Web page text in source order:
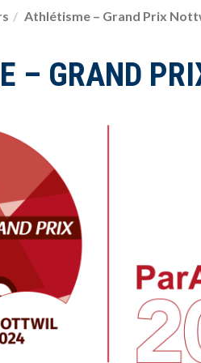
Athlétisme – Grand Prix
– GRAND